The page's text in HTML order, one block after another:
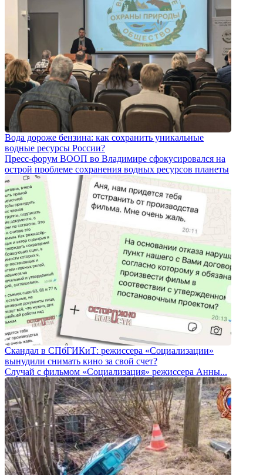
Вода дороже бензина: как сохранить уникальные
водные ресурсы России?
Пресс-форум ВООП во Владимире сфокусировался на
острой проблеме сохранения водных ресурсов планеты
Скандал в СПбГИКиТ: режиссера «Социализации»
вынудили снимать кино за свой счет?
Случай с фильмом «Социализация» режиссера Анны...